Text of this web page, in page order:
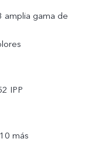
amplia gama de
IPP
más